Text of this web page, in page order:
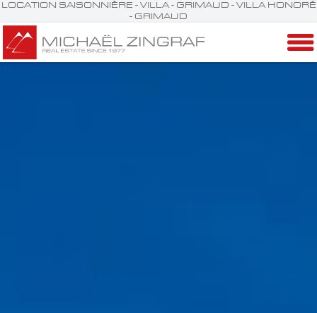
LOCATION SAISONNIÈRE - VILLA - GRIMAUD - VILLA HONORÉ
- GRIMAUD